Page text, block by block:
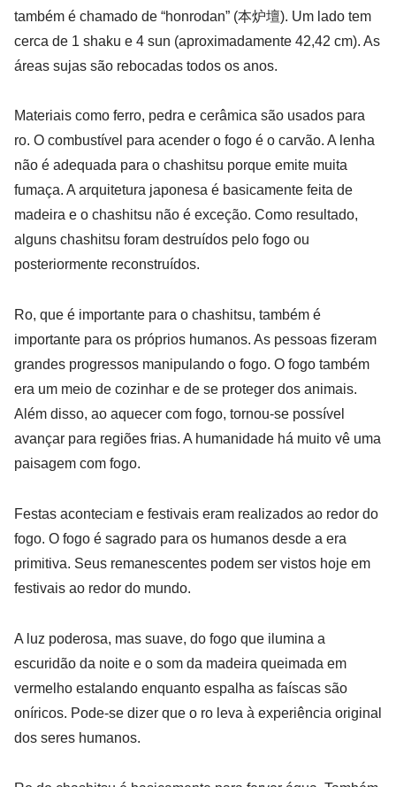
também é chamado de “honrodan” (本炉壇). Um lado tem
cerca de 1 shaku e 4 sun (aproximadamente 42,42 cm). As
áreas sujas são rebocadas todos os anos.
Materiais como ferro, pedra e cerâmica são usados para
ro. O combustível para acender o fogo é o carvão. A lenha
não é adequada para o chashitsu porque emite muita
fumaça. A arquitetura japonesa é basicamente feita de
madeira e o chashitsu não é exceção. Como resultado,
alguns chashitsu foram destruídos pelo fogo ou
posteriormente reconstruídos.
Ro, que é importante para o chashitsu, também é
importante para os próprios humanos. As pessoas fizeram
grandes progressos manipulando o fogo. O fogo também
era um meio de cozinhar e de se proteger dos animais.
Além disso, ao aquecer com fogo, tornou-se possível
avançar para regiões frias. A humanidade há muito vê uma
paisagem com fogo.
Festas aconteciam e festivais eram realizados ao redor do
fogo. O fogo é sagrado para os humanos desde a era
primitiva. Seus remanescentes podem ser vistos hoje em
festivais ao redor do mundo.
A luz poderosa, mas suave, do fogo que ilumina a
escuridão da noite e o som da madeira queimada em
vermelho estalando enquanto espalha as faíscas são
oníricos. Pode-se dizer que o ro leva à experiência original
dos seres humanos.